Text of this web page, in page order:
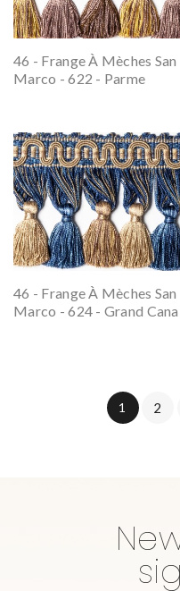
46 - Frange À Mèches San
Marco - 622 - Parme
46 - Frange À Mèches San
Marco - 624 - Grand
1 2